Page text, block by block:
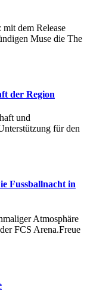
dem Release
Muse die The
der Region
und
für den
Fussballnacht in
Atmosphäre
FCS Arena.Freue